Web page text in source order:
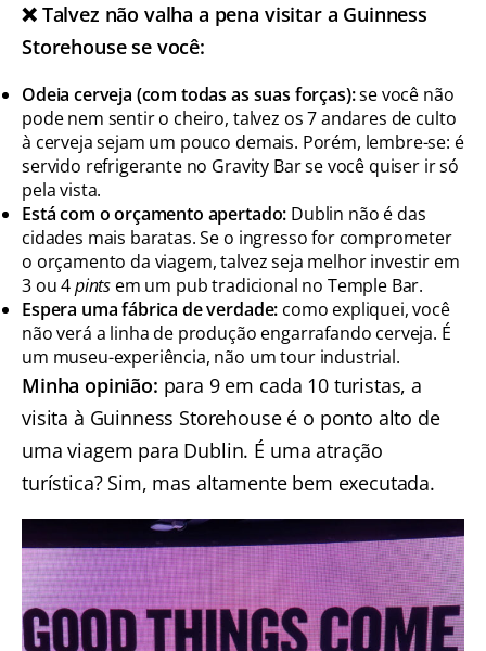
❌ Talvez não valha a pena visitar a Guinness
Storehouse se você:
Odeia cerveja (com todas as suas forças):se você não
pode nem sentir o cheiro, talvez os 7 andares de culto
à cerveja sejam um pouco demais. Porém, lembre-se: é
servido refrigerante no Gravity Bar se você quiser ir só
pela vista.
Está com o orçamento apertado: Dublin não é das
cidades mais baratas. Se o ingresso for comprometer
o orçamento da viagem, talvez seja melhor investir em
3 ou 4pints em um pub tradicional no Temple Bar.
Espera uma fábrica de verdade: como expliquei, você
não verá a linha de produção engarrafando cerveja. É
um museu-experiência, não um tour industrial.
Minha opinião: para 9 em cada 10 turistas, a
visita à Guinness Storehouse é o ponto alto de
uma viagem para Dublin. É uma atração
turística? Sim, mas altamente bem executada.